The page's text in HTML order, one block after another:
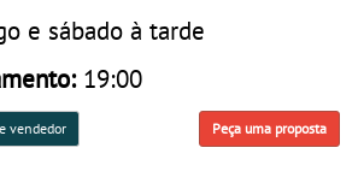
e sábado à tarde
19:00
vendedor Peça uma proposta